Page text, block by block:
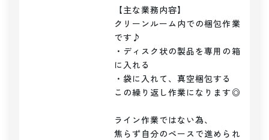
【主な業務内容】
クリーンルーム内での梱包作業
です♪
・ディスク状の製品を専用の箱
に入れる
・袋に入れて、真空梱包する
この繰り返し作業になります◎
ライン作業ではない為、
焦らず自分のペースで進められ